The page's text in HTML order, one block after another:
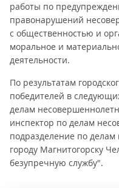
работы по
правонарушений
с общественностью и
моральное и
деятельности.
По результатам
победителей в
делам
инспектор по делам
подразделение по
городу Магнитогорску
безупречную службу".